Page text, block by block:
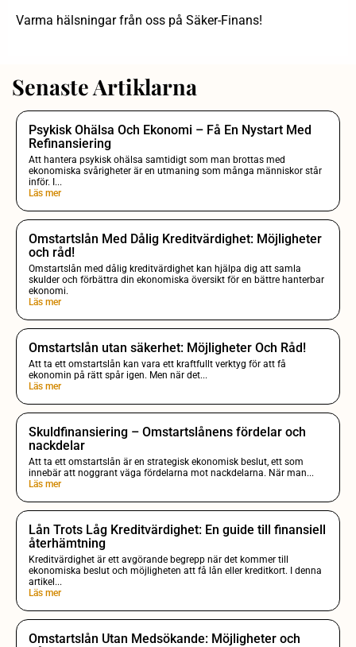
Varma hälsningar från oss på Säker-Finans!
Senaste Artiklarna
Psykisk Ohälsa Och Ekonomi – Få En Nystart Med
Refinansiering
Att hantera psykisk ohälsa samtidigt som man brottas med
ekonomiska svårigheter är en utmaning som många människor står
inför. I...
Läs mer
Omstartslån Med Dålig Kreditvärdighet: Möjligheter
och råd!
Omstartslån med dålig kreditvärdighet kan hjälpa dig att samla
skulder och förbättra din ekonomiska översikt för en bättre hanterbar
ekonomi.
Läs mer
Omstartslån utan säkerhet: Möjligheter Och Råd!
Att ta ett omstartslån kan vara ett kraftfullt verktyg för att få
ekonomin på rätt spår igen. Men när det...
Läs mer
Skuldfinansiering – Omstartslånens fördelar och
nackdelar
Att ta ett omstartslån är en strategisk ekonomisk beslut, ett som
innebär att noggrant väga fördelarna mot nackdelarna. När man...
Läs mer
Lån Trots Låg Kreditvärdighet: En guide till finansiell
återhämtning
Kreditvärdighet är ett avgörande begrepp när det kommer till
ekonomiska beslut och möjligheten att få lån eller kreditkort. I denna
artikel...
Läs mer
Omstartslån Utan Medsökande: Möjligheter och